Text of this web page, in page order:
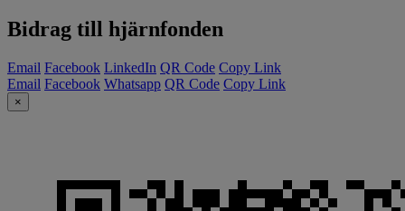
Bidrag till hjärnfonden
Email Facebook LinkedIn QR Code Copy Link
Email Facebook Whatsapp QR Code Copy Link
×